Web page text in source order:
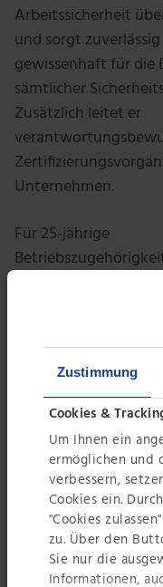
Zustimmung
Cookies &
Um Ihnen ein
ermöglichen und
verbessern,
Cookies ein.
"Cookies
zu. Über den
Sie nur die
Informationen,
Arbeitssicherheit
und sorgt zuverlässig
gewissenhaft für die
sämtlicher
Zusätzlich leitet er
Unternehmen.
Für 25-jährige
der er den
den Kernbereich
Leiblein. Im Laufe der
erweiterte er die
übernahm den
den KSS-Bereich